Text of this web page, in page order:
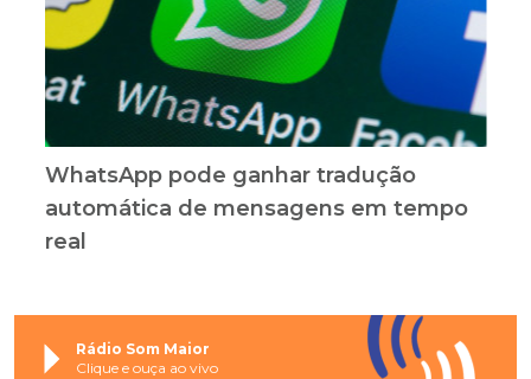
WhatsApp pode ganhar tradução
automática de mensagens em tempo
real
Rádio Som Maior
Clique e ouça ao vivo